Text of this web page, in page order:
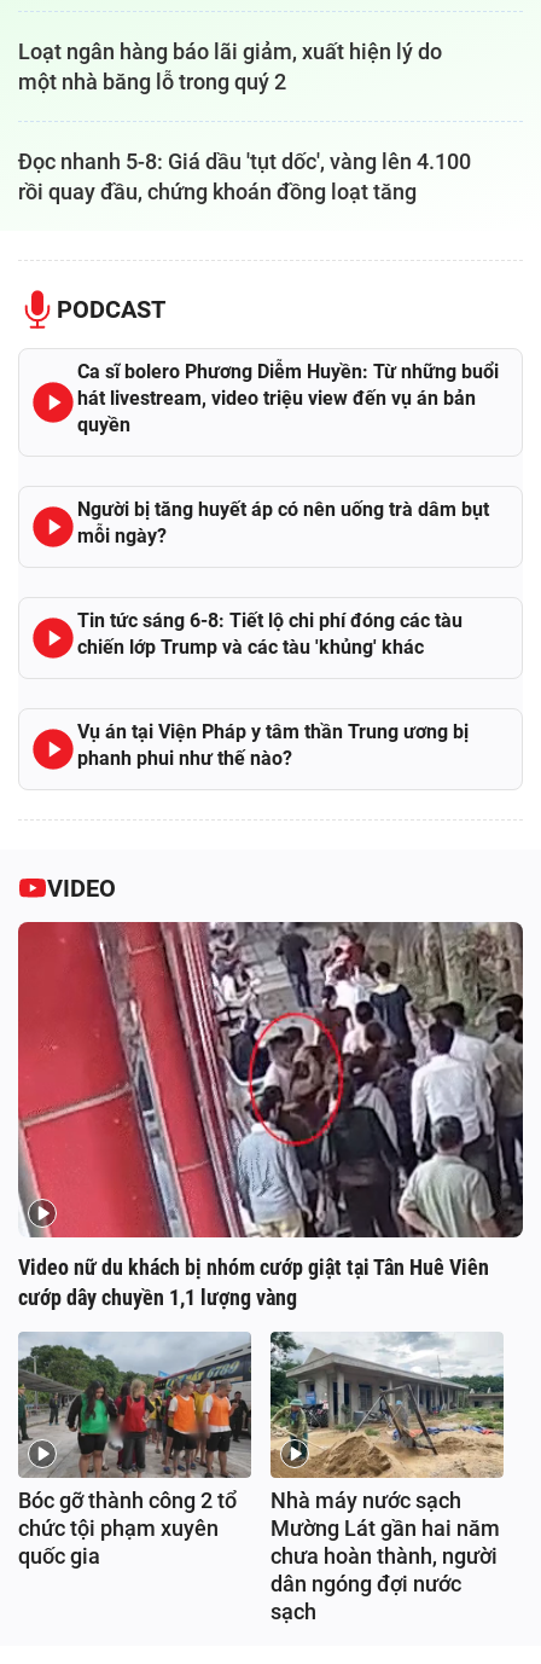
Loạt ngân hàng báo lãi giảm, xuất hiện lý do
một nhà băng lỗ trong quý 2
Đọc nhanh 5-8: Giá dầu 'tụt dốc', vàng lên 4.100
rồi quay đầu, chứng khoán đồng loạt tăng
PODCAST
Ca sĩ bolero Phương Diễm Huyền: Từ những buổi
hát livestream, video triệu view đến vụ án bản
quyền
Người bị tăng huyết áp có nên uống trà dâm bụt
mỗi ngày?
Tin tức sáng 6-8: Tiết lộ chi phí đóng các tàu
chiến lớp Trump và các tàu 'khủng' khác
Vụ án tại Viện Pháp y tâm thần Trung ương bị
phanh phui như thế nào?
VIDEO
Video nữ du khách bị nhóm cướp giật tại Tân Huê Viên
cướp dây chuyền 1,1 lượng vàng
Bóc gỡ thành công 2 tổ
chức tội phạm xuyên
quốc gia
Nhà máy nước sạch
Mường Lát gần hai năm
chưa hoàn thành, người
dân ngóng đợi nước
sạch